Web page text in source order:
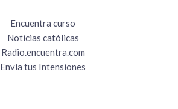
Encuentra curso
Noticias católicas
Radio.encuentra.com
Envía tus Intensiones